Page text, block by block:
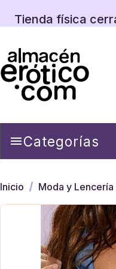
Tienda física
Categorías
Inicio Moda y Lencería